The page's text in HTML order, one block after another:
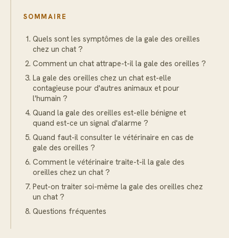
SOMMAIRE
Quels sont les symptômes de la gale des oreilles
chez un chat ?
Comment un chat attrape-t-il la gale des oreilles ?
La gale des oreilles chez un chat est-elle
contagieuse pour d'autres animaux et pour
l'humain ?
Quand la gale des oreilles est-elle bénigne et
quand est-ce un signal d'alarme ?
Quand faut-il consulter le vétérinaire en cas de
gale des oreilles ?
Comment le vétérinaire traite-t-il la gale des
oreilles chez un chat ?
Peut-on traiter soi-même la gale des oreilles chez
un chat ?
Questions fréquentes